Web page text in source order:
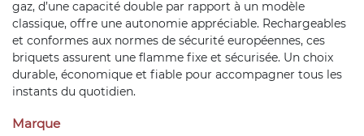
gaz, d’une capacité double par rapport à un modèle
classique, offre une autonomie appréciable. Rechargeables
et conformes aux normes de sécurité européennes, ces
briquets assurent une flamme fixe et sécurisée. Un choix
durable, économique et fiable pour accompagner tous les
instants du quotidien.
Marque